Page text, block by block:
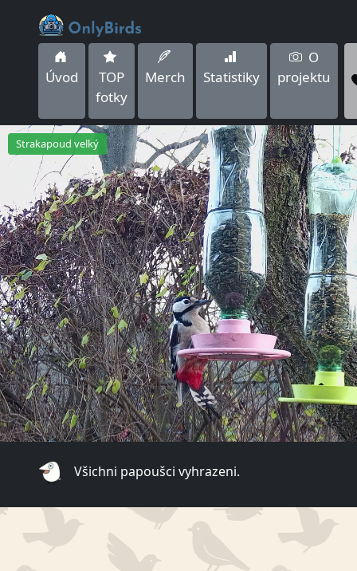
Úvod
TOP
fotky
Merch Statistiky
O
projektu
Strakapoud velký
Všichni papoušci vyhrazeni.